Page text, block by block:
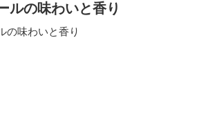
ルの味わいと香り